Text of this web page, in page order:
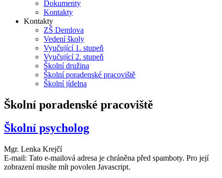
Dokumenty
Kontakty
Kontakty
ZŠ Demlova
Vedení školy
Vyučující 1. stupeň
Vyučující 2. stupeň
Školní družina
Školní poradenské pracoviště
Školní jídelna
Školní poradenské pracoviště
Školní psycholog
Mgr. Lenka Krejčí
E-mail: Tato e-mailová adresa je chráněna před spamboty. Pro její
zobrazení musíte mít povolen Javascript.